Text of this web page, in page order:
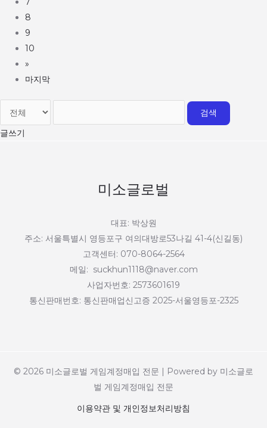
8
9
10
»
마지막
검색
글쓰기
미소글로벌
대표: 박상원
주소: 서울특별시 영등포구 여의대방로53나길 41-4(신길동)
고객센터: 070-8064-2564
메일: suckhun1118@naver.com
사업자번호: 2573601619
통신판매번호: 통신판매업신고증 2025-서울영등포-2325
© 2026 미소글로벌 게임계정매입 전문 | Powered by 미소글로
벌 게임계정매입 전문
이용약관 및 개인정보처리방침